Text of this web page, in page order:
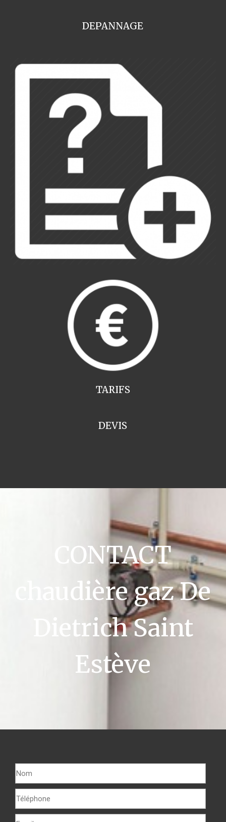
DEPANNAGE
TARIFS
DEVIS
CONTACT
chaudière gaz De
Dietrich Saint
Estève